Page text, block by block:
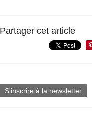
Partager cet article
S'inscrire à la newsletter